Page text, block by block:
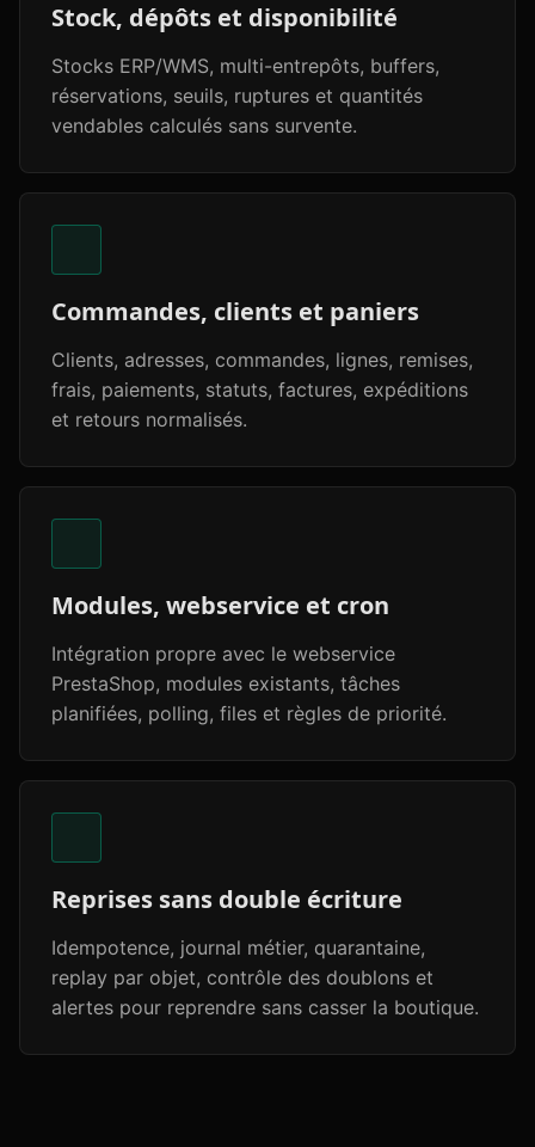
Stock, dépôts et disponibilité
Stocks ERP/WMS, multi-entrepôts, buffers,
réservations, seuils, ruptures et quantités
vendables calculés sans survente.
Commandes, clients et paniers
Clients, adresses, commandes, lignes, remises,
frais, paiements, statuts, factures, expéditions
et retours normalisés.
Modules, webservice et cron
Intégration propre avec le webservice
PrestaShop, modules existants, tâches
planifiées, polling, files et règles de priorité.
Reprises sans double écriture
Idempotence, journal métier, quarantaine,
replay par objet, contrôle des doublons et
alertes pour reprendre sans casser la boutique.